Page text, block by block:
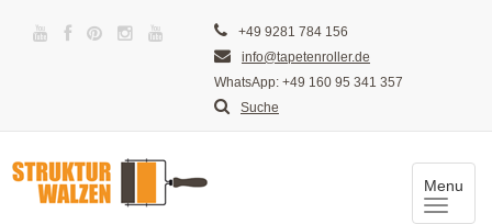
+49 9281 784 156
info@tapetenroller.de
WhatsApp: +49 160 95 341 357
Suche
Menu
Toggle